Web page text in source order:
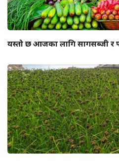
यस्तो छ आजका लागि सागसब्जी